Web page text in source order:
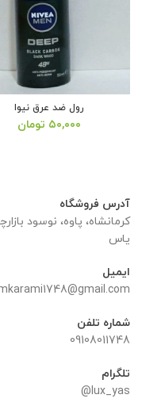
رول ضد عرق نیوا
۵۰,۰۰۰ تومان
آدرس فروشگاه
یاس
ایمیل
شماره تلفن
09108011748
تلگرام
lux_yas@